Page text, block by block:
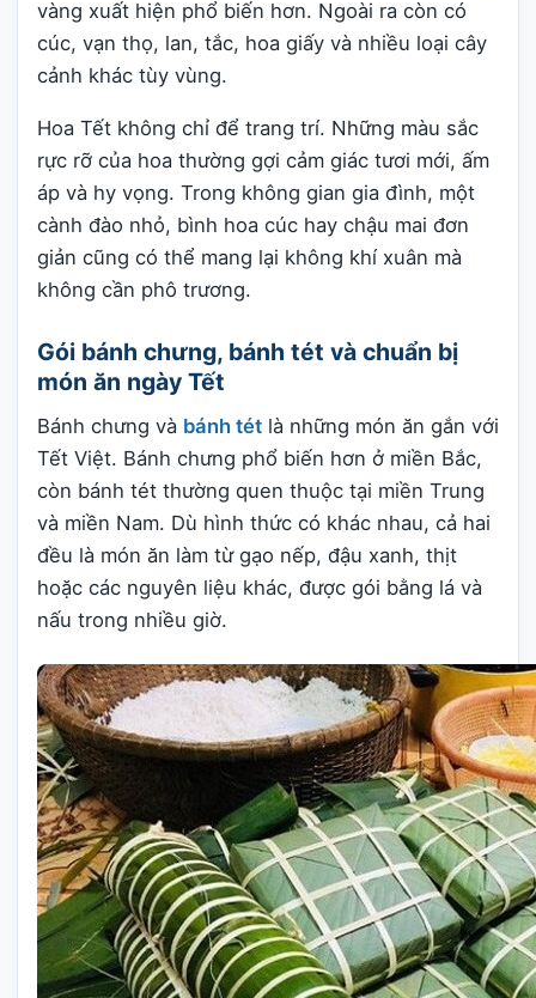
vàng xuất hiện phổ biến hơn. Ngoài ra còn có
cúc, vạn thọ, lan, tắc, hoa giấy và nhiều loại cây
cảnh khác tùy vùng.
Hoa Tết không chỉ để trang trí. Những màu sắc
rực rỡ của hoa thường gợi cảm giác tươi mới, ấm
áp và hy vọng. Trong không gian gia đình, một
cành đào nhỏ, bình hoa cúc hay chậu mai đơn
giản cũng có thể mang lại không khí xuân mà
không cần phô trương.
Gói bánh chưng, bánh tét và chuẩn bị
món ăn ngày Tết
Bánh chưng và bánh tét là những món ăn gắn với
Tết Việt. Bánh chưng phổ biến hơn ở miền Bắc,
còn bánh tét thường quen thuộc tại miền Trung
và miền Nam. Dù hình thức có khác nhau, cả hai
đều là món ăn làm từ gạo nếp, đậu xanh, thịt
hoặc các nguyên liệu khác, được gói bằng lá và
nấu trong nhiều giờ.